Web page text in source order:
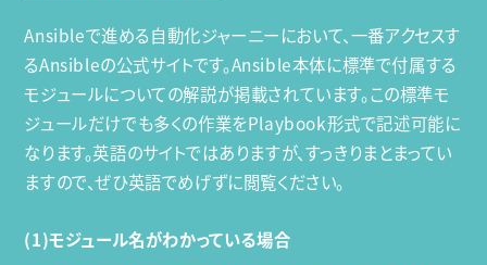
Ansibleで進める自動化ジャーニーにおいて、一番アクセスす
るAnsibleの公式サイトです。Ansible本体に標準で付属する
モジュールについての解説が掲載されています。この標準モ
ジュールだけでも多くの作業をPlaybook形式で記述可能に
なります。英語のサイトではありますが、すっきりまとまってい
ますので、ぜひ英語でめげずに閲覧ください。
(1)モジュール名がわかっている場合